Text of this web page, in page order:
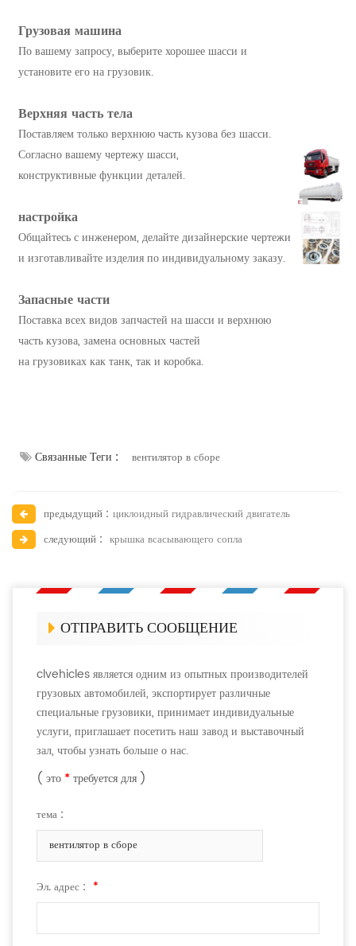
Грузовая машина
По вашему запросу, выберите хорошее шасси и
установите его на грузовик.
Верхняя часть тела
Поставляем только верхнюю часть кузова без шасси.
Согласно вашему чертежу шасси,
конструктивные функции деталей.
настройка
Общайтесь с инженером, делайте дизайнерские чертежи
и изготавливайте изделия по индивидуальному заказу.
Запасные части
Поставка всех видов запчастей на шасси и верхнюю
часть кузова, замена основных частей
на грузовиках как танк, так и коробка.
Связанные Теги : вентилятор в сборе
предыдущий : циклоидный гидравлический двигатель
следующий : крышка всасывающего сопла
ОТПРАВИТЬ СООБЩЕНИЕ
clvehicles является одним из опытных производителей
грузовых автомобилей, экспортирует различные
специальные грузовики, принимает индивидуальные
услуги, приглашает посетить наш завод и выставочный
зал, чтобы узнать больше о нас.
( это * требуется для )
тема :
вентилятор в сборе
Эл. адрес : *